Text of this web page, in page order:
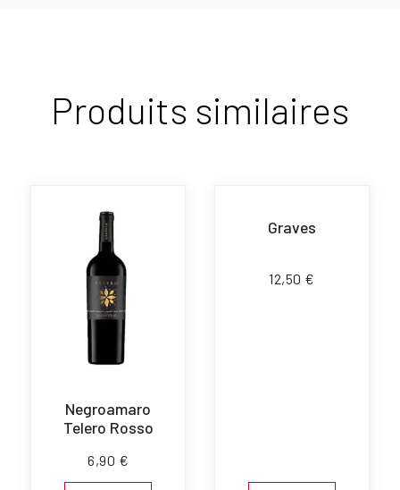
Produits similaires
Negroamaro
Telero Rosso
6,90 €
Graves
12,50 €